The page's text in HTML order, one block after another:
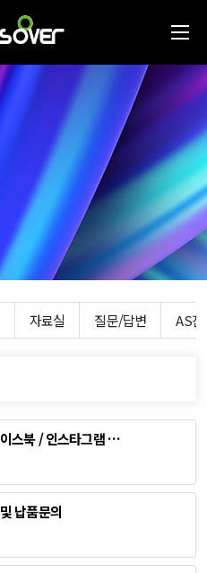
자료실 질문/답변 AS진
스북 / 인스타그램 …
납품문의